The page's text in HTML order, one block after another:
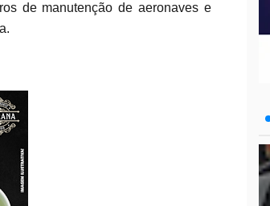
de manutenção de aeronaves e